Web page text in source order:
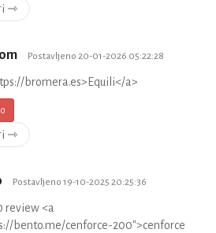
⇾
Postavljeno 20-01-2026 05:22:28
bromera.es>Equili</a>
0
⇾
Postavljeno 19-10-2025 20:25:36
review <a
bento.me/cenforce-200">cenforce